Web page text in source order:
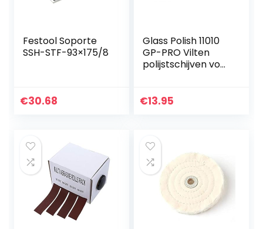
Festool Soporte
SSH-STF-93×175/8
€30.68
Glass Polish 11010
GP-PRO Vilten
polijstschijven voor
metaal, marmer –
€13.95